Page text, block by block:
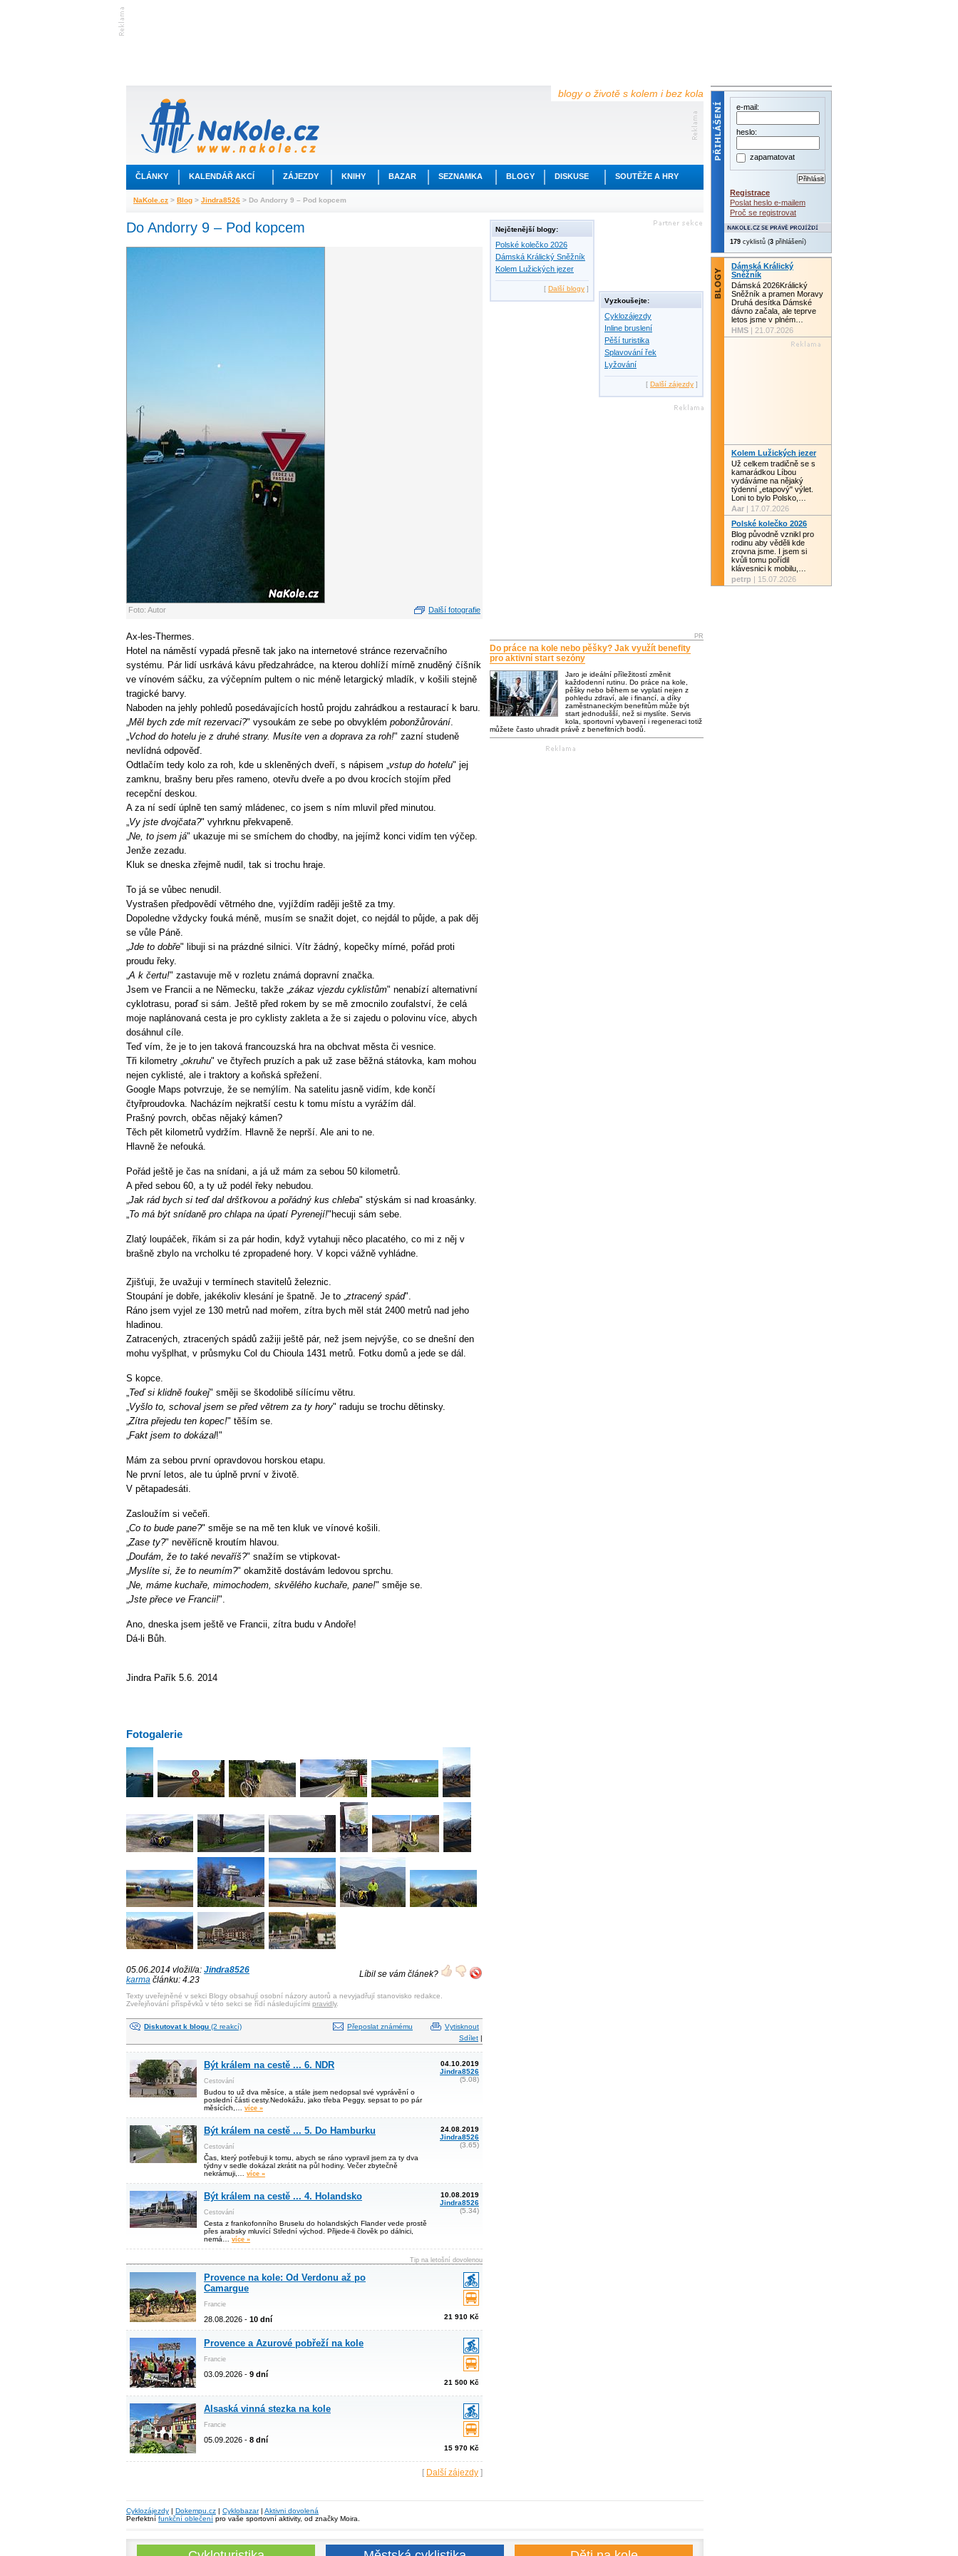
blogy o životě s kolem i bez kola
ČLÁNKY KALENDÁŘ AKCÍ ZÁJEZDY KNIHY BAZAR SEZNAMKA BLOGY DISKUSE SOUTĚŽE A HRY
NaKole.cz > Blog > Jindra8526 > Do Andorry 9 – Pod kopcem
Do Andorry 9 – Pod kopcem
Foto: Autor Další fotografie
Ax-les-Thermes.
Hotel na náměstí vypadá přesně tak jako na internetové stránce rezervačního
systému. Pár lidí usrkává kávu předzahrádce, na kterou dohlíží mírně znuděný číšník
ve vínovém sáčku, za výčepním pultem o nic méně letargický mladík, v košili stejně
tragické barvy.
Naboden na jehly pohledů posedávajících hostů projdu zahrádkou a restaurací k baru.
„Měl bych zde mít rezervaci?" vysoukám ze sebe po obvyklém pobonžůrování.
„Vchod do hotelu je z druhé strany. Musíte ven a doprava za roh!" zazní studeně
nevlídná odpověď.
Odtlačím tedy kolo za roh, kde u skleněných dveří, s nápisem „vstup do hotelu" jej
zamknu, brašny beru přes rameno, otevřu dveře a po dvou krocích stojím před
recepční deskou.
A za ní sedí úplně ten samý mládenec, co jsem s ním mluvil před minutou.
„Vy jste dvojčata?" vyhrknu překvapeně.
„Ne, to jsem já" ukazuje mi se smíchem do chodby, na jejímž konci vidím ten výčep.
Jenže zezadu.
Kluk se dneska zřejmě nudil, tak si trochu hraje.
To já se vůbec nenudil.
Vystrašen předpovědí větrného dne, vyjíždím raději ještě za tmy.
Dopoledne vždycky fouká méně, musím se snažit dojet, co nejdál to půjde, a pak děj
se vůle Páně.
„Jde to dobře" libuji si na prázdné silnici. Vítr žádný, kopečky mírné, pořád proti
proudu řeky.
„A k čertu!" zastavuje mě v rozletu známá dopravní značka.
Jsem ve Francii a ne Německu, takže „zákaz vjezdu cyklistům" nenabízí alternativní
cyklotrasu, poraď si sám. Ještě před rokem by se mě zmocnilo zoufalství, že celá
moje naplánovaná cesta je pro cyklisty zakleta a že si zajedu o polovinu více, abych
dosáhnul cíle.
Teď vím, že je to jen taková francouzská hra na obchvat města či vesnice.
Tři kilometry „okruhu" ve čtyřech pruzích a pak už zase běžná státovka, kam mohou
nejen cyklisté, ale i traktory a koňská spřežení.
Google Maps potvrzuje, že se nemýlím. Na satelitu jasně vidím, kde končí
čtyřproudovka. Nacházím nejkratší cestu k tomu místu a vyrážím dál.
Prašný povrch, občas nějaký kámen?
Těch pět kilometrů vydržím. Hlavně že neprší. Ale ani to ne.
Hlavně že nefouká.
Pořád ještě je čas na snídani, a já už mám za sebou 50 kilometrů.
A před sebou 60, a ty už podél řeky nebudou.
„Jak rád bych si teď dal dršťkovou a pořádný kus chleba" stýskám si nad kroasánky.
„To má být snídaně pro chlapa na úpatí Pyrenejí!"hecuji sám sebe.
Zlatý loupáček, říkám si za pár hodin, když vytahuji něco placatého, co mi z něj v
brašně zbylo na vrcholku té zpropadené hory. V kopci vážně vyhládne.
Zjišťuji, že uvažuji v termínech stavitelů železnic.
Stoupání je dobře, jakékoliv klesání je špatně. Je to „ztracený spád".
Ráno jsem vyjel ze 130 metrů nad mořem, zítra bych měl stát 2400 metrů nad jeho
hladinou.
Zatracených, ztracených spádů zažiji ještě pár, než jsem nejvýše, co se dnešní den
mohu vyšplhat, v průsmyku Col du Chioula 1431 metrů. Fotku domů a jede se dál.
S kopce.
„Teď si klidně foukej" směji se škodolibě sílícímu větru.
„Vyšlo to, schoval jsem se před větrem za ty hory" raduju se trochu dětinsky.
„Zítra přejedu ten kopec!" těším se.
„Fakt jsem to dokázal!"
Mám za sebou první opravdovou horskou etapu.
Ne první letos, ale tu úplně první v životě.
V pětapadesáti.
Zasloužím si večeři.
„Co to bude pane?" směje se na mě ten kluk ve vínové košili.
„Zase ty?" nevěřícně kroutím hlavou.
„Doufám, že to také nevaříš?" snažím se vtipkovat-
„Myslíte si, že to neumím?" okamžitě dostávám ledovou sprchu.
„Ne, máme kuchaře, mimochodem, skvělého kuchaře, pane!" směje se.
„Jste přece ve Francii!".
Ano, dneska jsem ještě ve Francii, zítra budu v Andoře!
Dá-li Bůh.
Jindra Pařík 5.6. 2014
Fotogalerie
05.06.2014 vložil/a: Jindra8526
karma článku: 4.23
Líbil se vám článek?
Texty uveřejněné v sekci Blogy obsahují osobní názory autorů a nevyjadřují stanovisko redakce.
Zveřejňování příspěvků v této sekci se řídí následujícími pravidly.
Diskutovat k blogu (2 reakcí) Vytisknout
Přeposlat známému
Sdílet |
Být králem na cestě ... 6. NDR
Cestování
Budou to už dva měsíce, a stále jsem nedopsal své vyprávění o
poslední části cesty.Nedokážu, jako třeba Peggy, sepsat to po pár
měsících,… více »
04.10.2019
Jindra8526
(5.08)
Být králem na cestě ... 5. Do Hamburku
Cestování
Čas, který potřebuji k tomu, abych se ráno vypravil jsem za ty dva
týdny v sedle dokázal zkrátit na půl hodiny. Večer zbytečně
nekrámuji,… více »
24.08.2019
Jindra8526
(3.65)
Být králem na cestě ... 4. Holandsko
Cestování
Cesta z frankofonního Bruselu do holandských Flander vede prostě
přes arabsky mluvící Střední východ. Přijede-li člověk po dálnici,
nemá… více »
10.08.2019
Jindra8526
(5.34)
Tip na letošní dovolenou
Provence na kole: Od Verdonu až po
Camargue
Francie
28.08.2026 - 10 dní 21 910 Kč
Provence a Azurové pobřeží na kole
Francie
03.09.2026 - 9 dní
21 500 Kč
Alsaská vinná stezka na kole
Francie
05.09.2026 - 8 dní
15 970 Kč
[ Další zájezdy ]
Nejčtenější blogy:
Polské kolečko 2026
Dámská Králický Sněžník
Kolem Lužických jezer
[ Další blogy ]
Vyzkoušejte:
Cyklozájezdy
Inline bruslení
Pěší turistika
Splavování řek
Lyžování
[ Další zájezdy ]
PR
Do práce na kole nebo pěšky? Jak využít benefity
pro aktivní start sezóny
Jaro je ideální příležitostí změnit
každodenní rutinu. Do práce na kole,
pěšky nebo během se vyplatí nejen z
pohledu zdraví, ale i financí, a díky
zaměstnaneckým benefitům může být
start jednodušší, než si myslíte. Servis
kola, sportovní vybavení i regeneraci totiž
můžete často uhradit právě z benefitních bodů.
Cyklozájezdy | Dokempu.cz | Cyklobazar| Aktivni dovolená
Perfektní funkční oblečení pro vaše sportovní aktivity, od značky Moira.
e-mail:
heslo:
zapamatovat
Registrace
Poslat heslo e-mailem
Proč se registrovat
179 cyklistů (3 přihlášení)
Dámská Králický
Sněžník
Dámská 2026Králický
Sněžník a pramen Moravy
Druhá desítka Dámské
dávno začala, ale teprve
letos jsme v plném…
HMS | 21.07.2026
Kolem Lužických jezer
Už celkem tradičně se s
kamarádkou Líbou
vydáváme na nějaký
týdenní „etapový" výlet.
Loni to bylo Polsko,…
Aar | 17.07.2026
Polské kolečko 2026
Blog původně vznikl pro
rodinu aby věděli kde
zrovna jsme. I jsem si
kvůli tomu pořídil
klávesnici k mobilu,…
petrp | 15.07.2026